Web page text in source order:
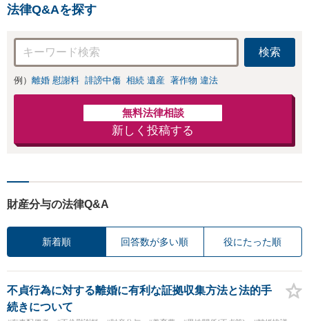
法律Q&Aを探す
検索
例） 離婚 慰謝料 誹謗中傷 相続 遺産 著作物 違法
無料法律相談
新しく投稿する
財産分与の法律Q&A
新着順 回答数が多い順 役にたった順
不貞行為に対する離婚に有利な証拠収集方法と法的手
続きについて